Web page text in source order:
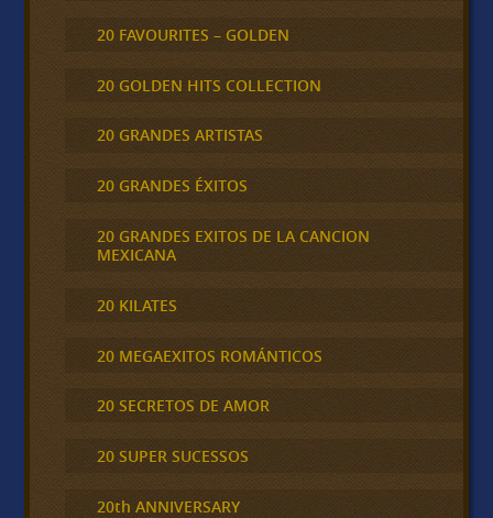
20 FAVOURITES – GOLDEN
20 GOLDEN HITS COLLECTION
20 GRANDES ARTISTAS
20 GRANDES ÉXITOS
20 GRANDES EXITOS DE LA CANCION
MEXICANA
20 KILATES
20 MEGAEXITOS ROMÁNTICOS
20 SECRETOS DE AMOR
20 SUPER SUCESSOS
20th ANNIVERSARY